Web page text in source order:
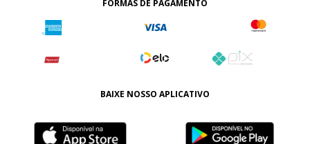
FORMAS DE PAGAMENTO
BAIXE NOSSO APLICATIVO